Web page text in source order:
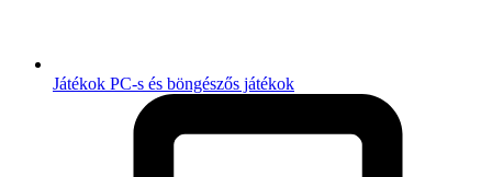
Játékok PC-s és böngészős játékok